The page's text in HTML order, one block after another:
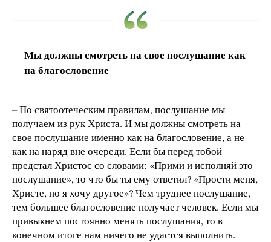
Мы должны смотреть на свое послушание как
на благословение
–По святоотеческим правилам, послушание мы
получаем из рук Христа. И мы должны смотреть на
свое послушание именно как на благословение, а не
как на наряд вне очереди. Если бы перед тобой
предстал Христос со словами: «Прими и исполняй это
послушание», то что бы ты ему ответил? «Прости меня,
Христе, но я хочу другое»? Чем труднее послушание,
тем большее благословение получает человек. Если мы
привыкнем постоянно менять послушания, то в
конечном итоге нам ничего не удастся выполнить.